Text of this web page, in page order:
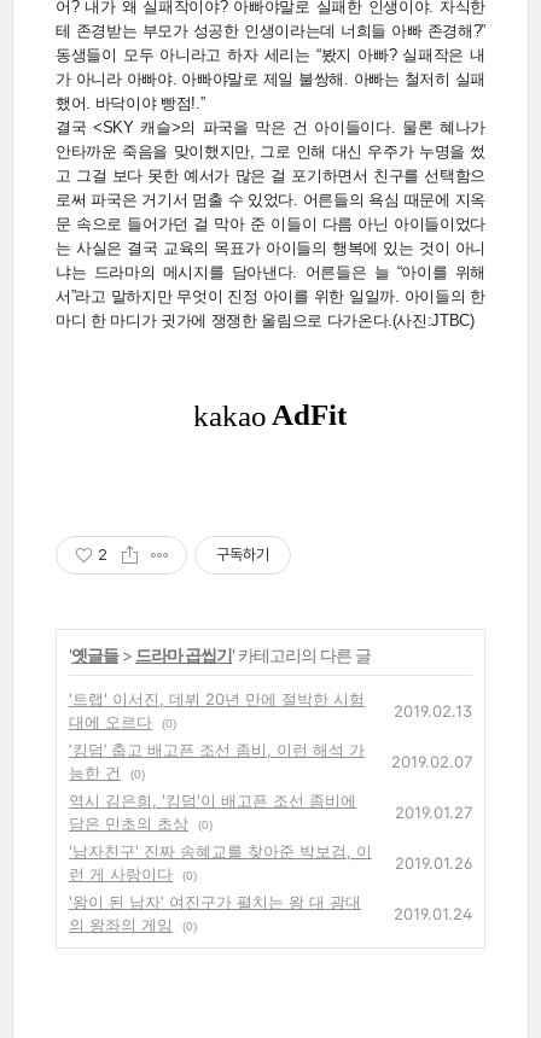
어? 내가 왜 실패작이야? 아빠야말로 실패한 인생이야. 자식한
테 존경받는 부모가 성공한 인생이라는데 너희들 아빠 존경해?”
동생들이 모두 아니라고 하자 세리는 “봤지 아빠? 실패작은 내
가 아니라 아빠야. 아빠야말로 제일 불쌍해. 아빠는 철저히 실패
했어. 바닥이야 빵점!.”
결국 <SKY 캐슬>의 파국을 막은 건 아이들이다. 물론 혜나가
안타까운 죽음을 맞이했지만, 그로 인해 대신 우주가 누명을 썼
고 그걸 보다 못한 예서가 많은 걸 포기하면서 친구를 선택함으
로써 파국은 거기서 멈출 수 있었다. 어른들의 욕심 때문에 지옥
문 속으로 들어가던 걸 막아 준 이들이 다름 아닌 아이들이었다
는 사실은 결국 교육의 목표가 아이들의 행복에 있는 것이 아니
냐는 드라마의 메시지를 담아낸다. 어른들은 늘 “아이를 위해
서”라고 말하지만 무엇이 진정 아이를 위한 일일까. 아이들의 한
마디 한 마디가 귓가에 쟁쟁한 울림으로 다가온다.(사진:JTBC)
2 구독하기
'옛글들> 드라마 곱씹기' 카테고리의 다른 글
'트랩' 이서진, 데뷔 20년 만에 절박한 시험
대에 오르다
(0)
2019.02.13
‘킹덤’ 춥고 배고픈 조선 좀비, 이런 해석 가
능한 건
(0)
2019.02.07
역시 김은희, '킹덤'이 배고픈 조선 좀비에
담은 민초의 초상
(0)
2019.01.27
'남자친구' 진짜 송혜교를 찾아준 박보검, 이
런 게 사랑이다
(0)
2019.01.26
'왕이 된 남자' 여진구가 펼치는 왕 대 광대
의 왕좌의 게임
(0)
2019.01.24